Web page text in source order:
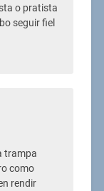
o pratista
seguir fiel
trampa
como
rendir